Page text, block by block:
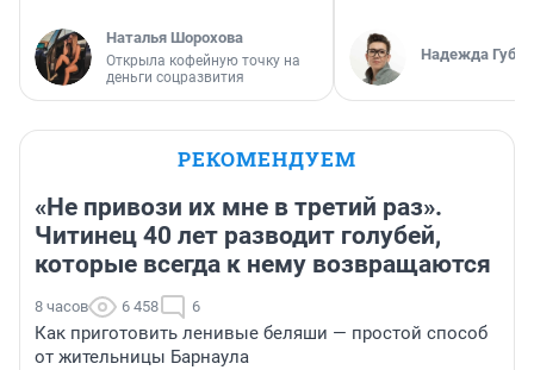
Наталья Шорохова
Открыла кофейную точку на
деньги соцразвития
Надежда
РЕКОМЕНДУЕМ
«Не привози их мне в третий раз».
Читинец 40 лет разводит голубей,
которые всегда к нему возвращаются
8 часов 6 458 6
Как приготовить ленивые беляши — простой способ
от жительницы Барнаула